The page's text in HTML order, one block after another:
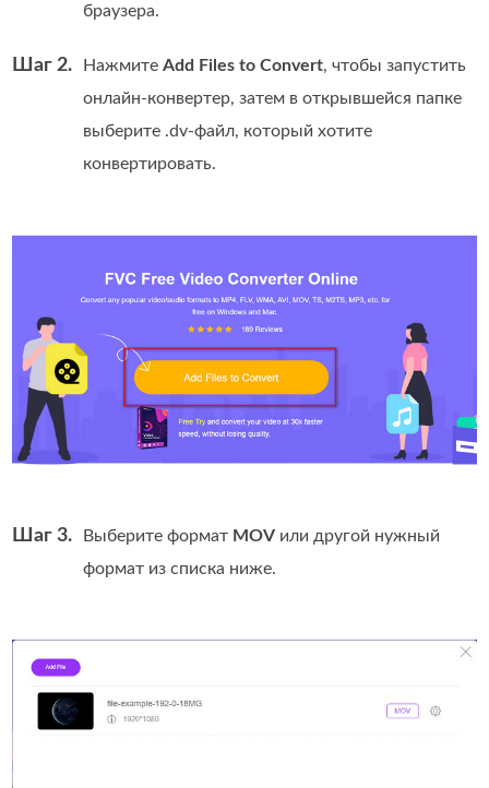
браузера.
Шаг 2. НажмитеAdd Files to Convert, чтобы запустить
онлайн‑конвертер, затем в открывшейся папке
выберите .dv‑файл, который хотите
конвертировать.
Шаг 3. Выберите формат MOV или другой нужный
формат из списка ниже.